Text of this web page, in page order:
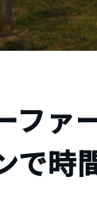
ファ
で時